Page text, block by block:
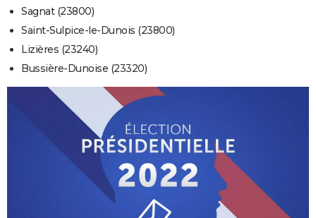
Sagnat (23800)
Saint-Sulpice-le-Dunois (23800)
Lizières (23240)
Bussière-Dunoise (23320)